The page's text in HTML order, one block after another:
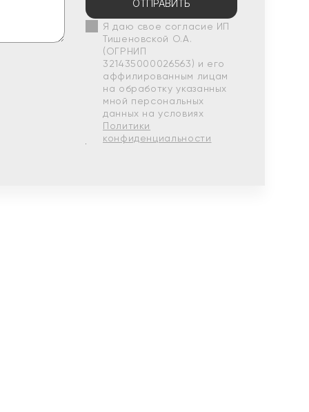
ОТПРАВИТЬ
Я даю свое согласие ИП
Тишеновской О.А.
(ОГРНИП
321435000026563) и его
аффилированным лицам
на обработку указанных
мной персональных
данных на условиях
Политики
конфиденциальности